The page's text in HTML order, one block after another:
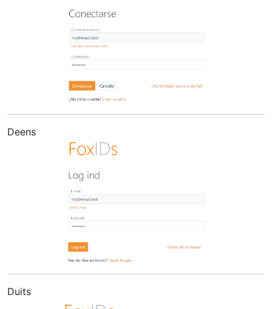
Deens
Duits